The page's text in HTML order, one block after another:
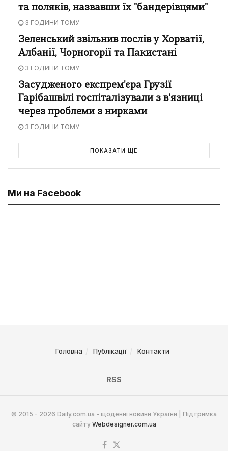
та поляків, назвавши їх "бандерівцями"
3 ГОДИНИ ТОМУ
Зеленський звільнив послів у Хорватії,
Албанії, Чорногорії та Пакистані
3 ГОДИНИ ТОМУ
Засудженого експрем'єра Грузії
Гарібашвілі госпіталізували з в'язниці
через проблеми з нирками
3 ГОДИНИ ТОМУ
ПОКАЗАТИ ЩЕ
Ми на Facebook
Головна Публікації Контакти
RSS
© 2015 - 2026 Daily.com.ua - щоденні новини України | Підтримка
сайту Webdesigner.com.ua